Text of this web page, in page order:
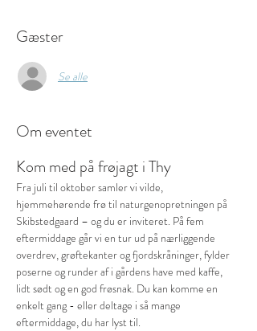
Gæster
Se alle
Om eventet
Kom med på frøjagt i Thy
Fra juli til oktober samler vi vilde,
hjemmehørende frø til natur­genopretningen på
Skibstedgaard – og du er inviteret. På fem
eftermiddage går vi en tur ud på nærliggende
overdrev, grøftekanter og fjordskråninger, fylder
poserne og runder af i gårdens have med kaffe,
lidt sødt og en god frøsnak. Du kan komme en
enkelt gang - eller deltage i så mange
eftermiddage, du har lyst til.